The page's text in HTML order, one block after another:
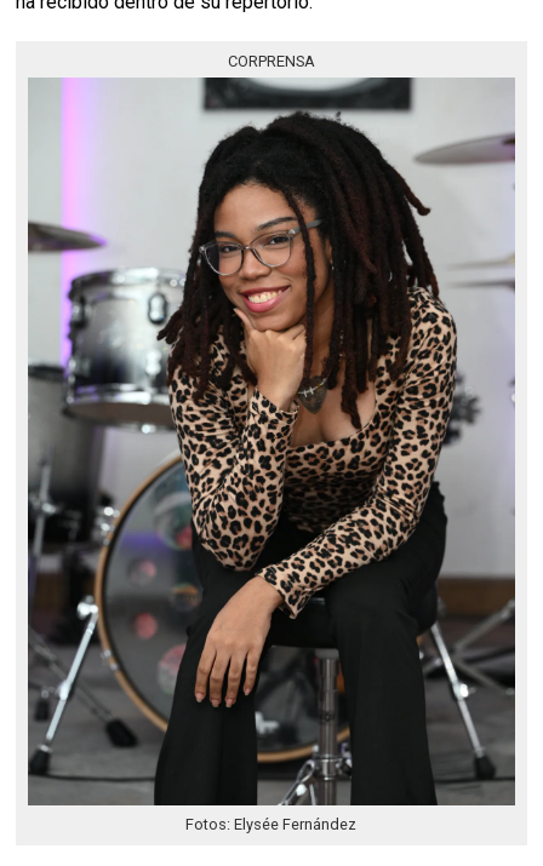
CORPRENSA
Fotos: Elysée Fernández